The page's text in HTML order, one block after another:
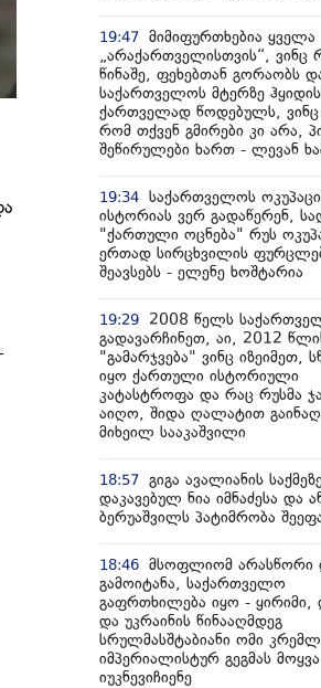
19:47 მიმიფურთხებია ყველა
„არაქართველისთვის“, ვინც
წინაშე, ფეხებთან გორაობს
საქართველოს მტერზე
ქართველად წოდებულს, ვინც
რომ თქვენ გმირები კი არა,
შეწირულები ხართ - ლევან
19:34 საქართველოს
ისტორიას ვერ გადაწერენ,
"ქართული ოცნება" რუს
ერთად სირცხვილის
შეავსებს - ელენე ხოშტარია
19:29
2008 წელს
გადავარჩინეთ, აი, 2012
"გამარჯვება" ვინც იზეიმეთ,
იყო ქართული ისტორიული
კატასტროფა და რაც რუსმა
აიღო, შიდა ღალატით
მიხეილ სააკაშვილი
18:57 გიგა ავალიანის
დაკავებულ ნია იმნაძესა და
ბერუაშვილს პატიმრობა
18:46 მსოფლიომ არასწორი
გამოიტანა, საქართველო
გაფრთხილება იყო - ყირიმი,
და უკრაინის წინააღმდეგ
სრულმასშტაბიანი ომი
იმპერიალისტურ გეგმას
იუკნევიჩიენე